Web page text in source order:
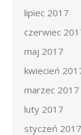
lipiec 2017
czerwiec
maj 2017
kwiecień
marzec 2017
luty 2017
styczeń 2017